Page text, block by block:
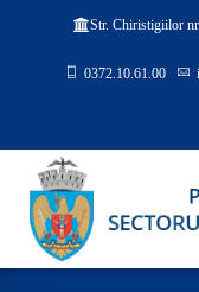
Str. Chiristigiilor
0372.10.61.00